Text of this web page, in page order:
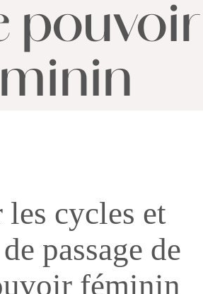
pouvoir
cycles et
passage de
féminin